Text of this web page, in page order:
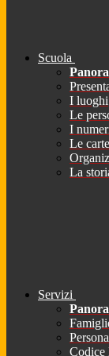
Scuola
I luoghi
Le
I
Le
La
Servizi
Codice